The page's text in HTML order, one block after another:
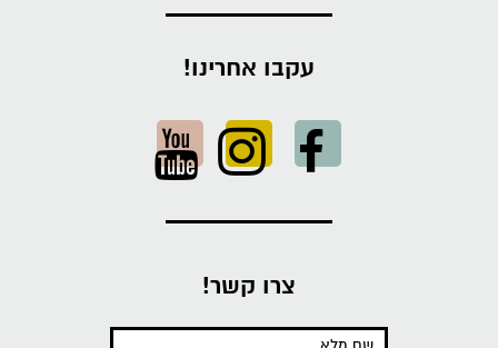
עקבו אחרינו!
צרו קשר!